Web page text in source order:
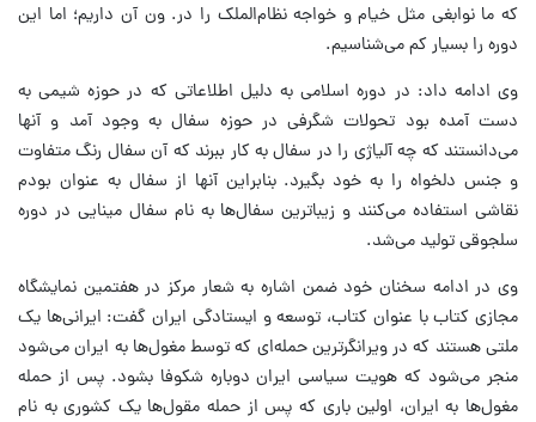
که ما نوابغی مثل خیام و خواجه نظام‌الملک را در. ون آن داریم؛ اما این
دوره را بسیار کم می‌شناسیم.
وی ادامه داد: در دوره اسلامی به دلیل اطلاعاتی که در حوزه شیمی به
دست آمده بود تحولات شگرفی در حوزه سفال به وجود آمد و آنها
می‌دانستند که چه آلیاژی را در سفال به کار ببرند که آن سفال رنگ متفاوت
و جنس دلخواه را به خود بگیرد. بنابراین آنها از سفال به عنوان بودم
نقاشی استفاده می‌کنند و زیباترین سفال‌ها به نام سفال مینایی در دوره
سلجوقی تولید می‌شد.
وی در ادامه سخنان خود ضمن اشاره به شعار مرکز در هفتمین نمایشگاه
مجازی کتاب با عنوان کتاب، توسعه و ایستادگی ایران گفت: ایرانی‌ها یک
ملتی هستند که در ویرانگرترین حمله‌ای که توسط مغول‌ها به ایران می‌شود
منجر می‌شود که هویت سیاسی ایران دوباره شکوفا بشود. پس از حمله
مغول‌ها به ایران، اولین باری که پس از حمله مقول‌ها یک کشوری به نام